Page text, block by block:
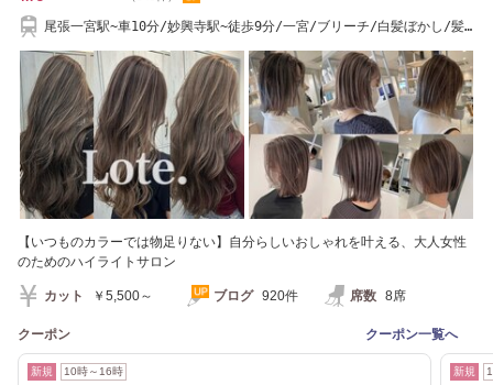
尾張一宮駅~車10分/妙興寺駅~徒歩9分/一宮/ブリーチ/白髪ぼかし/髪
【いつものカラーでは物足りない】自分らしいおしゃれを叶える、大人女性
のためのハイライトサロン
カット ￥5,500～ ブログ 920件 席数 8席
クーポン クーポン一覧へ
新規 10時～16時 新規